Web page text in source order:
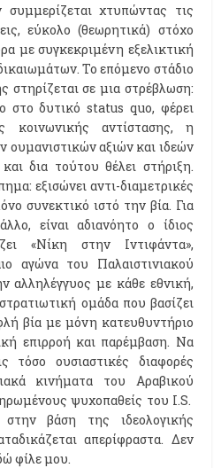
συμμερίζεται χτυπώντας τις
εύκολο (θεωρητικά) στόχο
με συγκεκριμένη εξελικτική
Το επόμενο στάδιο
στηρίζεται σε μια στρέβλωση:
στο δυτικό status quo, φέρει
κοινωνικής αντίστασης, η
αξιών και ιδεών
δια τούτου θέλει στήριξη.
εξισώνει αντι-διαμετρικές
συνεκτικό ιστό την βία. Για
είναι αδιανόητο ο ίδιος
«Νίκη στην Ιντιφάντα»,
αγώνα του Παλαιστινιακού
αλληλέγγυος με κάθε εθνική,
ομάδα που βασίζει
βία με μόνη κατευθυντήριο
επιρροή και παρέμβαση. Να
τόσο ουσιαστικές διαφορές
κινήματα του Αραβικού
ψυχοπαθείς του Ι.S.
βάση της ιδεολογικής
απερίφραστα. Δεν
φίλε μου.